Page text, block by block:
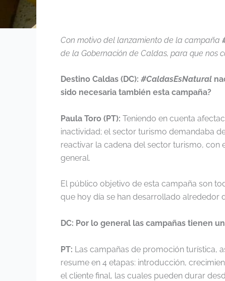
Con motivo del lanzamiento de la campaña
de la Gobernación de Caldas, para que nos
Destino Caldas (DC): #CaldasEsNatural
sido necesaria también esta campaña?
Paula Toro (PT): Teniendo en cuenta
inactividad; el sector turismo demandaba
reactivar la cadena del sector turismo,
general.
El público objetivo de esta campaña son
que hoy día se han desarrollado alrededor
DC: Por lo general las campañas tienen
PT: Las campañas de promoción turística,
resume en 4 etapas: introducción,
el cliente final, las cuales pueden durar